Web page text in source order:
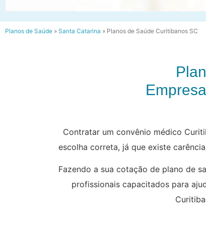
Planos de Saúde » Santa Catarina » Planos de Saúde Curitibanos SC
Contratar um convênio médico
escolha correta, já que existe
Fazendo a sua cotação de plano de
profissionais capacitados para